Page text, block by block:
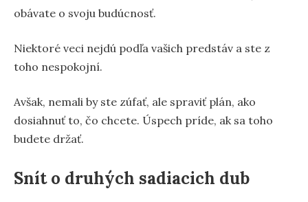
obávate o svoju budúcnosť.
Niektoré veci nejdú podľa vašich predstáv a ste z
toho nespokojní.
Avšak, nemali by ste zúfať, ale spraviť plán, ako
dosiahnuť to, čo chcete. Úspech príde, ak sa toho
budete držať.
Snít o druhých sadiacich dub